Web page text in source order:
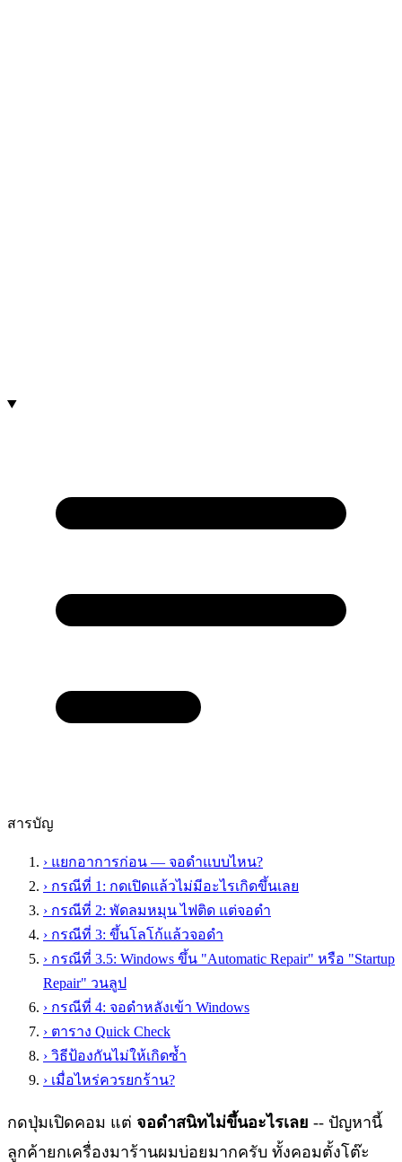
สารบัญ
› แยกอาการก่อน — จอดำแบบไหน?
› กรณีที่ 1: กดเปิดแล้วไม่มีอะไรเกิดขึ้นเลย
› กรณีที่ 2: พัดลมหมุน ไฟติด แต่จอดำ
› กรณีที่ 3: ขึ้นโลโก้แล้วจอดำ
› กรณีที่ 3.5: Windows ขึ้น "Automatic Repair" หรือ "Startup
Repair" วนลูป
› กรณีที่ 4: จอดำหลังเข้า Windows
› ตาราง Quick Check
› วิธีป้องกันไม่ให้เกิดซ้ำ
› เมื่อไหร่ควรยกร้าน?
กดปุ่มเปิดคอม แต่ จอดำสนิทไม่ขึ้นอะไรเลย -- ปัญหานี้
ลูกค้ายกเครื่องมาร้านผมบ่อยมากครับ ทั้งคอมตั้งโต๊ะ